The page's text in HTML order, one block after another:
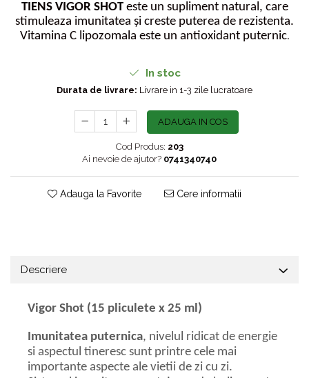
TIENS VIGOR SHOTeste un supliment natural, care
stimuleaza imunitatea și creste puterea de rezistenta.
Vitamina C lipozomala este un antioxidant puternic.
In stoc
Durata de livrare: Livrare in 1-3 zile lucratoare
ADAUGA IN COS
Cod Produs: 203
Ai nevoie de ajutor? 0741340740
Adauga la Favorite Cere informatii
Descriere
Vigor Shot (15 pliculete x 25 ml)
Imunitatea puternica, nivelul ridicat de energie
si aspectul tineresc sunt printre cele mai
importante aspecte ale vietii de zi cu zi.